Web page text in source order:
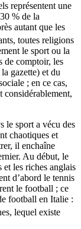
représentent une
% de la
autant que les
toutes religions
le sport ou la
de comptoir, les
gazette) et du
; en ce cas,
considérablement,
le sport a vécu des
chaotiques et
il enchaîne
Au début, le
et les riches anglais
d’abord le tennis
le football ; ce
football en Italie :
lequel existe